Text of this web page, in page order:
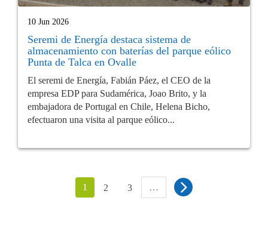
10 Jun 2026
Seremi de Energía destaca sistema de
almacenamiento con baterías del parque eólico
Punta de Talca en Ovalle
El seremi de Energía, Fabián Páez, el CEO de la
empresa EDP para Sudamérica, Joao Brito, y la
embajadora de Portugal en Chile, Helena Bicho,
efectuaron una visita al parque eólico...
1 2 3 …